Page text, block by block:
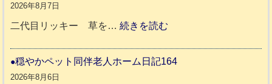
年
本
2026年8月7日
二代目リッキー 草を…続きを読む
和
穏やかペット同伴老人ホーム日記164
2026年8月6日